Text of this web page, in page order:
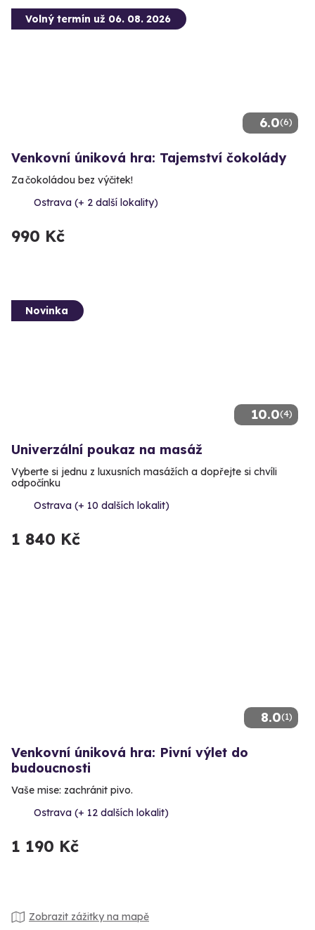
6.0(6)
Volný termín už 06. 08. 2026
Venkovní úniková hra: Tajemství čokolády
Za čokoládou bez výčitek!
Ostrava (+ 2 další lokality)
990 Kč
10.0(4)
Novinka
Univerzální poukaz na masáž
Vyberte si jednu z luxusních masážích a dopřejte si chvíli
odpočínku
Ostrava (+ 10 dalších lokalit)
1 840 Kč
8.0(1)
Venkovní úniková hra: Pivní výlet do
budoucnosti
Vaše mise: zachránit pivo.
Ostrava (+ 12 dalších lokalit)
1 190 Kč
Zobrazit zážitky na mapě